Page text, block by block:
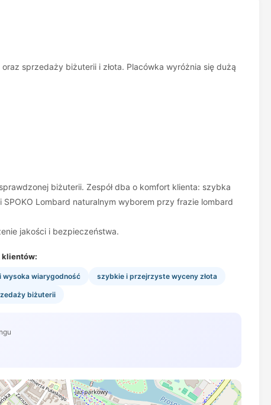
sprzedaży biżuterii i złota. Placówka wyróżnia się dużą
biżuterii. Zespół dba o komfort klienta: szybka
Lombard naturalnym wyborem przy frazie lombard
jakości i bezpieczeństwa.
klientów:
wysoka wiarygodność szybkie i przejrzyste wyceny złota
biżuterii